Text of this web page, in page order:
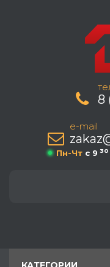
8
e-mail
Пн-Чт c 9 30